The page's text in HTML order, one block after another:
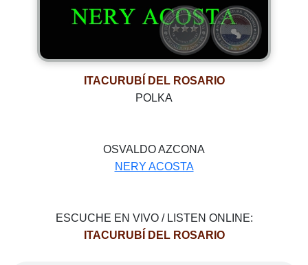
ITACURUBÍ DEL ROSARIO
POLKA
OSVALDO AZCONA
NERY ACOSTA
ESCUCHE EN VIVO / LISTEN ONLINE:
ITACURUBÍ DEL ROSARIO